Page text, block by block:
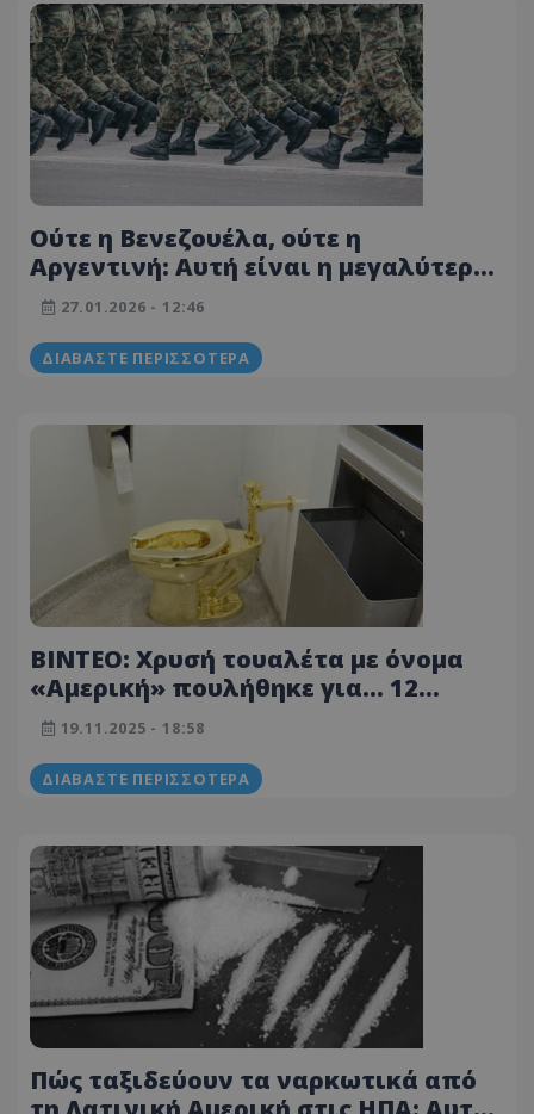
Ούτε η Βενεζουέλα, ούτε η
Αργεντινή: Αυτή είναι η μεγαλύτερη
στρατιωτική δύναμη στη Λατινική
Αμερική
27.01.2026 - 12:46
ΔΙΑΒΆΣΤΕ ΠΕΡΙΣΣΌΤΕΡΑ
ΒΙΝΤΕΟ: Χρυσή τουαλέτα με όνομα
«Αμερική» πουλήθηκε για... 12
εκατομμύρια δολάρια!
19.11.2025 - 18:58
ΔΙΑΒΆΣΤΕ ΠΕΡΙΣΣΌΤΕΡΑ
Πώς ταξιδεύουν τα ναρκωτικά από